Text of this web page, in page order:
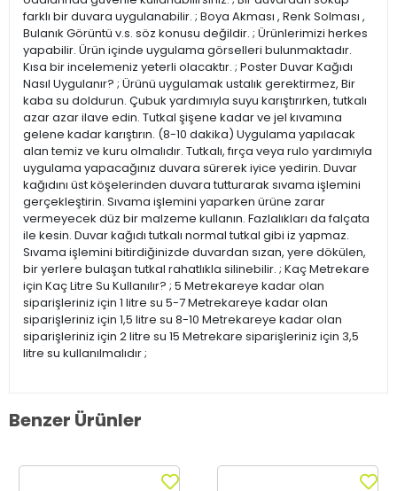
farklı bir duvara uygulanabilir. ; Boya Akması , Renk Solması ,
Bulanık Görüntü v.s. söz konusu değildir. ; Ürünlerimizi herkes
yapabilir. Ürün içinde uygulama görselleri bulunmaktadır.
Kısa bir incelemeniz yeterli olacaktır. ; Poster Duvar Kağıdı
Nasıl Uygulanır? ; Ürünü uygulamak ustalık gerektirmez, Bir
kaba su doldurun. Çubuk yardımıyla suyu karıştırırken, tutkalı
azar azar ilave edin. Tutkal şişene kadar ve jel kıvamına
gelene kadar karıştırın. (8-10 dakika) Uygulama yapılacak
alan temiz ve kuru olmalıdır. Tutkalı, fırça veya rulo yardımıyla
uygulama yapacağınız duvara sürerek iyice yedirin. Duvar
kağıdını üst köşelerinden duvara tutturarak sıvama işlemini
gerçekleştirin. Sıvama işlemini yaparken ürüne zarar
vermeyecek düz bir malzeme kullanın. Fazlalıkları da falçata
ile kesin. Duvar kağıdı tutkalı normal tutkal gibi iz yapmaz.
Sıvama işlemini bitirdiğinizde duvardan sızan, yere dökülen,
bir yerlere bulaşan tutkal rahatlıkla silinebilir. ; Kaç Metrekare
için Kaç Litre Su Kullanılır? ; 5 Metrekareye kadar olan
siparişleriniz için 1 litre su 5-7 Metrekareye kadar olan
siparişleriniz için 1,5 litre su 8-10 Metrekareye kadar olan
siparişleriniz için 2 litre su 15 Metrekare siparişleriniz için 3,5
litre su kullanılmalıdır ;
Benzer Ürünler